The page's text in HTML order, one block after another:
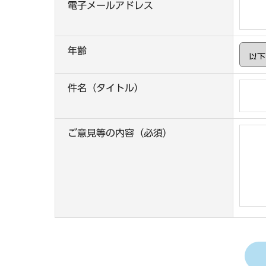
電子メールアドレス
年齢
件名（タイトル）
ご意見等の内容（必須）